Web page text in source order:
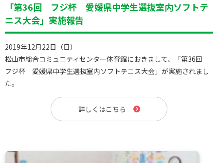
「第36回 フジ杯 愛媛県中学生選抜室内ソフトテ
ニス大会」実施報告
2019年12月22日（日）
松山市総合コミュニティセンター体育館におきまして、「第36回
フジ杯 愛媛県中学生選抜室内ソフトテニス大会」が実施されまし
た。
詳しくはこちら